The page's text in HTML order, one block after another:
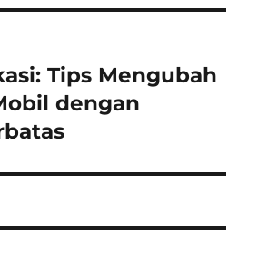
Tips Mengubah
dengan